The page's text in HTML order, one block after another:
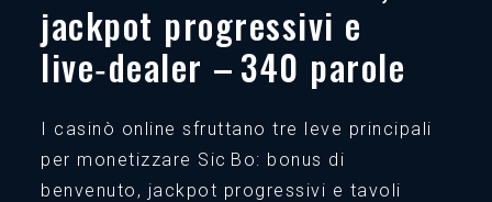
jackpot progressivi e
live‑dealer – 340 parole
I casinò online sfruttano tre leve principali
per monetizzare Sic Bo: bonus di
benvenuto, jackpot progressivi e tavoli